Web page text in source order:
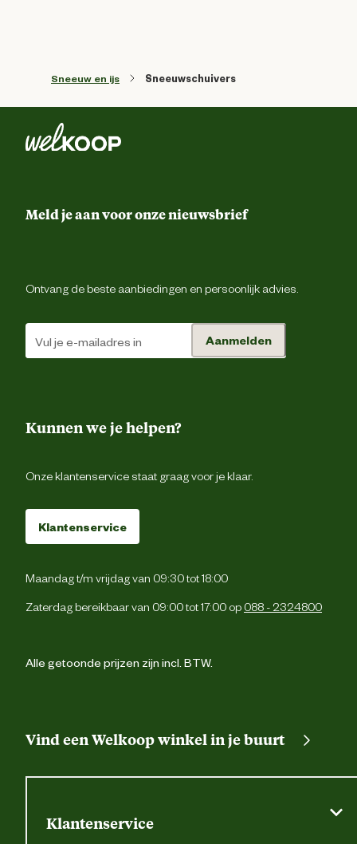
Sneeuw en ijs Sneeuwschuivers
Meld je aan voor onze nieuwsbrief
Ontvang de beste aanbiedingen en persoonlijk advies.
Aanmelden
Kunnen we je helpen?
Onze klantenservice staat graag voor je klaar.
Klantenservice
Maandag t/m vrijdag van 09:30 tot 18:00
Zaterdag bereikbaar van 09:00 tot 17:00 op 088 - 2324800
Alle getoonde prijzen zijn incl. BTW.
Vind een Welkoop winkel in je buurt
Klantenservice